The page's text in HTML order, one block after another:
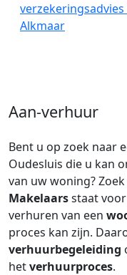
Alkmaar
Aan-verhuur
Bent u op zoek naar
Oudesluis die u kan
van uw woning?
Makelaarsstaat
verhuren van een
proces kan zijn.
verhuurbegeleiding
hetverhuurproces.